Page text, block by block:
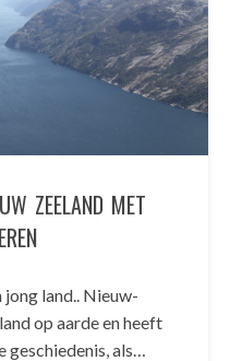
ZEELAND MET
jong land.. Nieuw-
op aarde en heeft
geschiedenis, als…